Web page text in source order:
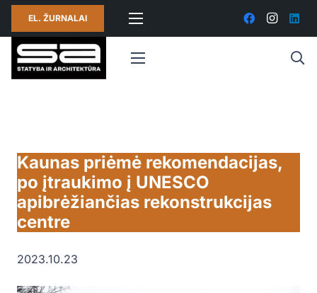
EL. ŽURNALAI
Kaunas priėmė rekomendacijas,
po įtraukimo į UNESCO
apibrėžiančias rekonstrukcijas
centre
2023.10.23